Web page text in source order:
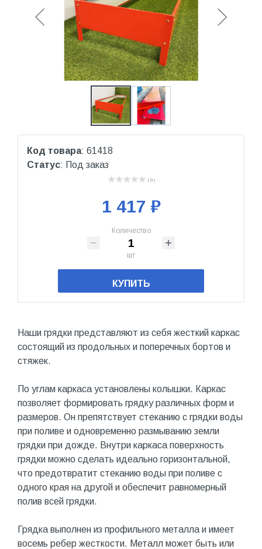
Код товара: 61418
Статус: Под заказ
( 0 )
1 417 ₽
Количество
шт
КУПИТЬ
Наши грядки представляют из себя жесткий каркас
состоящий из продольных и поперечных бортов и
стяжек.
По углам каркаса установлены колышки. Каркас
позволяет формировать грядку различных форм и
размеров. Он препятствует стеканию с грядки воды
при поливе и одновременно размыванию земли
грядки при дожде. Внутри каркаса поверхность
грядки можно сделать идеально горизонтальной,
что предотвратит стеканию воды при поливе с
одного края на другой и обеспечит равномерный
полив всей грядки.
Грядка выполнен из профильного металла и имеет
восемь ребер жесткости. Металл может быть или